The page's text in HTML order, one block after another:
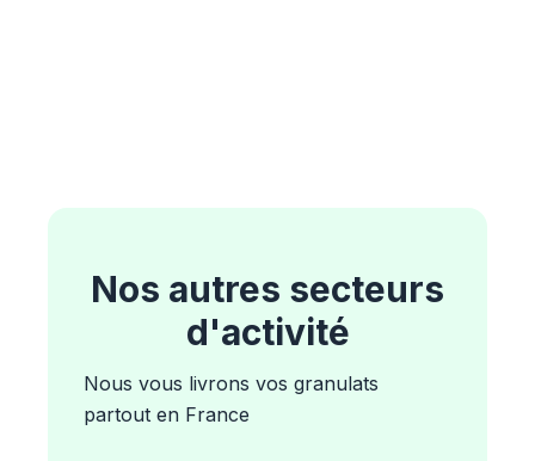
Nos autres secteurs
d'activité
Nous vous livrons vos granulats
partout en France